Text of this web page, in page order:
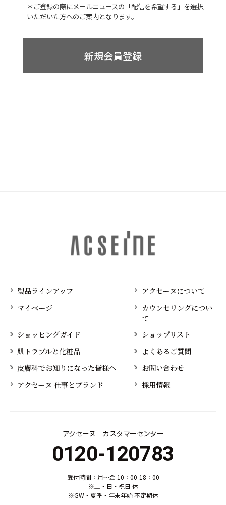
＊ご登録の際にメールニュースの「配信を希望する」を選択
いただいた方へのご案内となります。
製品ラインアップ
アクセーヌについて
マイページ
カウンセリングについ
て
ショッピングガイド
ショップリスト
肌トラブルと化粧品
よくあるご質問
皮膚科でお知りになった皆様へ
お問い合わせ
アクセーヌ 仕事とブランド
採用情報
アクセーヌ カスタマーセンター
0120-120783
受付時間：月～金 10：00-18：00
※土・日・祝日 休
※GW・夏季・年末年始 不定期休